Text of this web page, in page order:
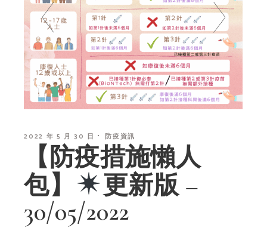
2022 年 5 月 30 日 防疫資訊
【防疫措施懶人
包】
更新版 –
30/05/2022